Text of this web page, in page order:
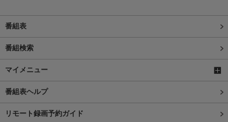
番組表
番組検索
マイメニュー
番組表ヘルプ
リモート録画予約ガイド